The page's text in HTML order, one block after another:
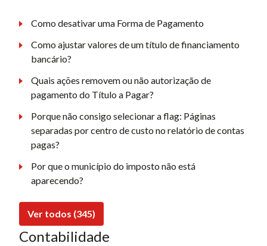
Como desativar uma Forma de Pagamento
Como ajustar valores de um título de financiamento
bancário?
Quais ações removem ou não autorização de
pagamento do Título a Pagar?
Porque não consigo selecionar a flag: Páginas
separadas por centro de custo no relatório de contas
pagas?
Por que o município do imposto não está
aparecendo?
Ver todos (345)
Contabilidade